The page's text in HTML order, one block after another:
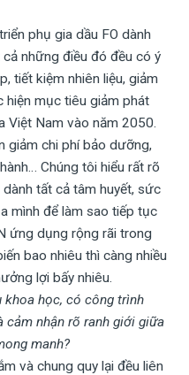
phụ gia dầu FO dành
những điều đó đều có ý
tiết kiệm nhiên liệu, giảm
hiện mục tiêu giảm phát
Việt Nam vào năm 2050.
giảm chi phí bảo dưỡng,
Chúng tôi hiểu rất rõ
tất cả tâm huyết, sức
mình để làm sao tiếp tục
ứng dụng rộng rãi trong
bao nhiêu thì càng nhiều
lợi bấy nhiêu.
khoa học, có công trình
cảm nhận rõ ranh giới giữa
manh?
và chung quy lại đều liên